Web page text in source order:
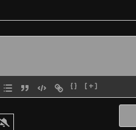
{} [+]
الاسم*